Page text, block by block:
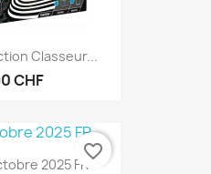
Classeur...
CHF
2025 FR
favorite_border